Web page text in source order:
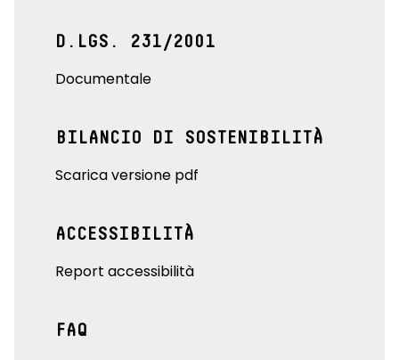
D.LGS. 231/2001
Documentale
BILANCIO DI SOSTENIBILITÀ
Scarica versione pdf
ACCESSIBILITÀ
Report accessibilità
FAQ